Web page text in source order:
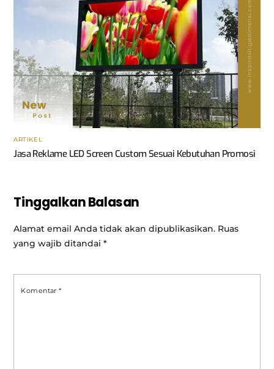
ARTIKEL
Jasa Reklame LED Screen Custom Sesuai Kebutuhan Promosi
Tinggalkan Balasan
Alamat email Anda tidak akan dipublikasikan. Ruas
yang wajib ditandai*
Komentar*